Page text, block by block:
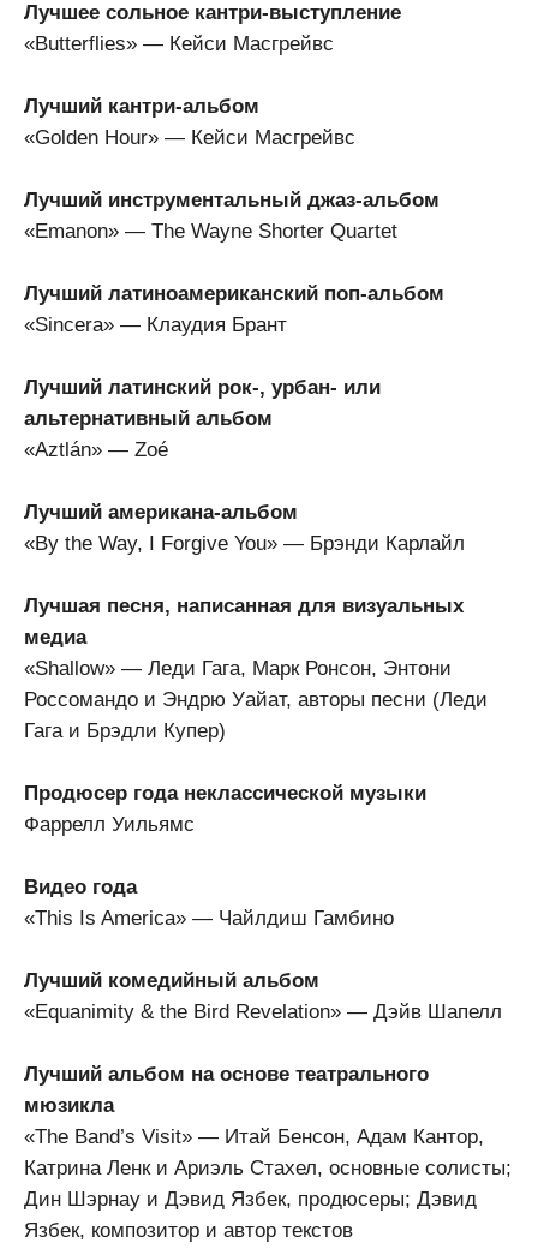
Лучшее сольное кантри-выступление
«Butterflies» — Кейси Масгрейвс
Лучший кантри-альбом
«Golden Hour» — Кейси Масгрейвс
Лучший инструментальный джаз-альбом
«Emanon» — The Wayne Shorter Quartet
Лучший латиноамериканский поп-альбом
«Sincera» — Клаудия Брант
Лучший латинский рок-, урбан- или
альтернативный альбом
«Aztlán» — Zoé
Лучший американа-альбом
«By the Way, I Forgive You» — Брэнди Карлайл
Лучшая песня, написанная для визуальных
медиа
«Shallow» — Леди Гага, Марк Ронсон, Энтони
Россомандо и Эндрю Уайат, авторы песни (Леди
Гага и Брэдли Купер)
Продюсер года неклассической музыки
Фаррелл Уильямс
Видео года
«This Is America» — Чайлдиш Гамбино
Лучший комедийный альбом
«Equanimity & the Bird Revelation» — Дэйв Шапелл
Лучший альбом на основе театрального
мюзикла
«The Band’s Visit» — Итай Бенсон, Адам Кантор,
Катрина Ленк и Ариэль Стахел, основные солисты;
Дин Шэрнау и Дэвид Язбек, продюсеры; Дэвид
Язбек, композитор и автор текстов